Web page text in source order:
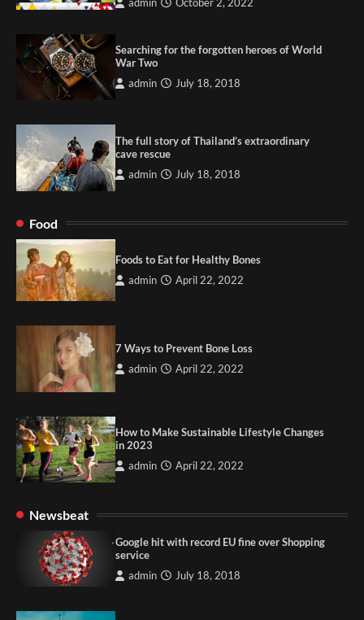
admin October 2, 2022
Searching for the forgotten heroes of World
War Two
admin July 18, 2018
The full story of Thailand’s extraordinary
cave rescue
admin July 18, 2018
Food
Foods to Eat for Healthy Bones
admin April 22, 2022
7 Ways to Prevent Bone Loss
admin April 22, 2022
How to Make Sustainable Lifestyle Changes
in 2023
admin April 22, 2022
Newsbeat
Google hit with record EU fine over Shopping
service
admin July 18, 2018